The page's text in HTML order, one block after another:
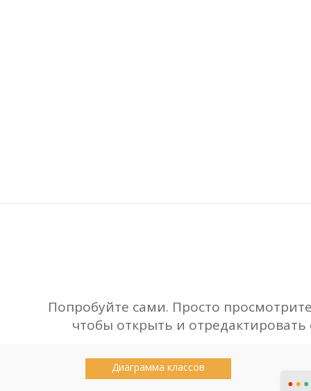
Попробуйте сами. Просто
чтобы открыть и
Диаграмма классов